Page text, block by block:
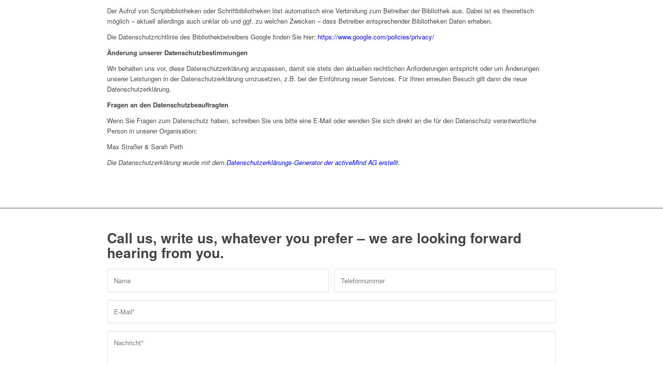
Der Aufruf von Scriptbibliotheken oder Schriftbibliotheken löst automatisch eine Verbindung zum Betreiber der Bibliothek aus. Dabei ist es theoretisch
möglich – aktuell allerdings auch unklar ob und ggf. zu welchen Zwecken – dass Betreiber entsprechender Bibliotheken Daten erheben.
Die Datenschutzrichtlinie des Bibliothekbetreibers Google finden Sie hier: https://www.google.com/policies/privacy/
Änderung unserer Datenschutzbestimmungen
Wir behalten uns vor, diese Datenschutzerklärung anzupassen, damit sie stets den aktuellen rechtlichen Anforderungen entspricht oder um Änderungen
unserer Leistungen in der Datenschutzerklärung umzusetzen, z.B. bei der Einführung neuer Services. Für Ihren erneuten Besuch gilt dann die neue
Datenschutzerklärung.
Fragen an den Datenschutzbeauftragten
Wenn Sie Fragen zum Datenschutz haben, schreiben Sie uns bitte eine E-Mail oder wenden Sie sich direkt an die für den Datenschutz verantwortliche
Person in unserer Organisation:
Max Straßer & Sarah Peth
Die Datenschutzerklärung wurde mit dem Datenschutzerklärungs-Generator der activeMind AG erstellt.
Call us, write us, whatever you prefer – we are looking forward
hearing from you.